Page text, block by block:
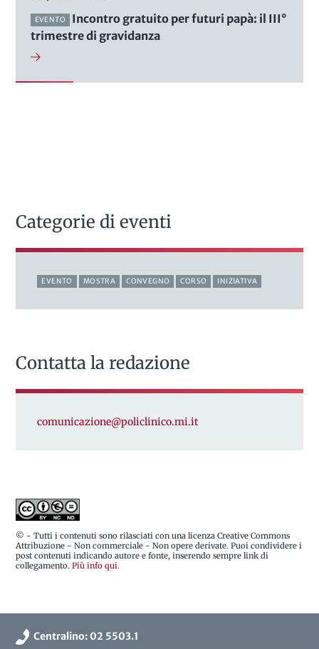
EVENTO
Incontro gratuito per futuri papà: il III°
trimestre di gravidanza
Categorie di eventi
EVENTO MOSTRA CONVEGNO CORSO INIZIATIVA
Contatta la redazione
comunicazione@policlinico.mi.it
© - Tutti i contenuti sono rilasciati con una licenza Creative Commons
Attribuzione - Non commerciale - Non opere derivate. Puoi condividere i
post contenuti indicando autore e fonte, inserendo sempre link di
collegamento.Più info qui.
Centralino: 02 5503.1